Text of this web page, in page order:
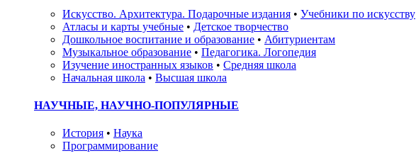
Искусство. Архитектура. Подарочные издания • Учебники по искусству
Атласы и карты учебные • Детское творчество
Дошкольное воспитание и образование • Абитуриентам
Музыкальное образование • Педагогика. Логопедия
Изучение иностранных языков • Средняя школа
Начальная школа • Высшая школа
НАУЧНЫЕ, НАУЧНО-ПОПУЛЯРНЫЕ
История • Наука
Программирование